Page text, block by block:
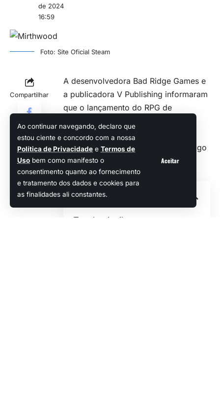
Ao continuar navegando, declaro que
estou ciente e concordo com a nossa
Política de Privacidade e Termos de
Uso bem como manifesto o
consentimento quanto ao fornecimento
e tratamento dos dados e cookies para
as finalidades ali constantes.
Aceitar
de 2024
16:59
Foto: Site Oficial Steam
Compartilhar
A desenvolvedora Bad Ridge Games e
a publicadora V Publishing informaram
que o lançamento do RPG de
Mirthwood, será adiado de 11 de
setembro para 6 de novembro. O jogo
será disponibilizado para PC via
Steam.
Sumário
Motivos do adiamento